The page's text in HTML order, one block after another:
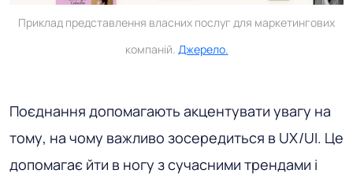
Приклад представлення власних послуг для маркетингових
компаній. Джерело.
Поєднання допомагають акцентувати увагу на
тому, на чому важливо зосередиться в UX/UI. Це
допомагає йти в ногу з сучасними трендами і